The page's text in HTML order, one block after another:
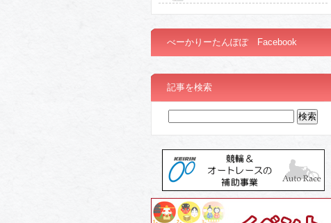
べーかりーたんぽぽ Facebook
記事を検索